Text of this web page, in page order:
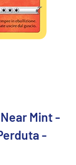
Mint -
-